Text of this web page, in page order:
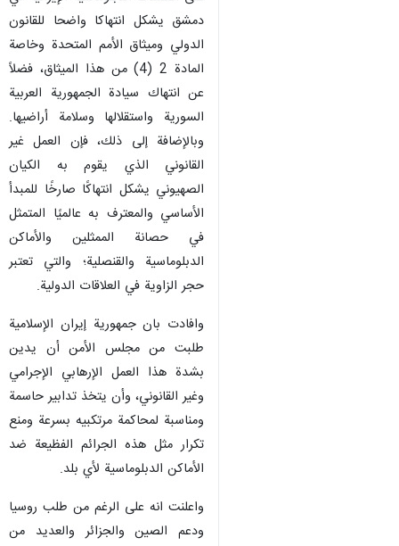
دمشق يشكل انتهاكا واضحا للقانون
الدولي وميثاق الأمم المتحدة وخاصة
المادة 2 (4) من هذا الميثاق، فضلاً
عن انتهاك سيادة الجمهورية العربية
السورية واستقلالها وسلامة أراضيها.
وبالإضافة إلى ذلك، فإن العمل غير
القانوني الذي يقوم به الكيان
الصهيوني يشكل انتهاكًا صارخًا للمبدأ
الأساسي والمعترف به عالميًا المتمثل
في حصانة الممثلين والأماكن
الدبلوماسية والقنصلية؛ والتي تعتبر
حجر الزاوية في العلاقات الدولية.
وافادت بان جمهورية إيران الإسلامية
طلبت من مجلس الأمن أن يدين
بشدة هذا العمل الإرهابي الإجرامي
وغير القانوني، وأن يتخذ تدابير حاسمة
ومناسبة لمحاكمة مرتكبيه بسرعة ومنع
تكرار مثل هذه الجرائم الفظيعة ضد
الأماكن الدبلوماسية لأي بلد.
واعلنت انه على الرغم من طلب روسيا
ودعم الصين والجزائر والعديد من